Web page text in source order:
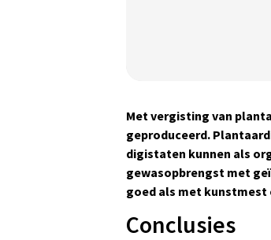
1 2 3 4
Statistische
Het onderzoek is
Met vergisting van
geproduceerd.
digistaten kunnen als
gewasopbrengst met
goed als met
Conclusies